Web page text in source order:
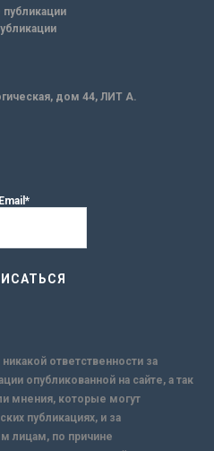
дом 44, ЛИТ А.
Email*
ответственности за
опубликованной на сайте, а так
мнения, которые могут
публикациях, и за
лицам, по причине